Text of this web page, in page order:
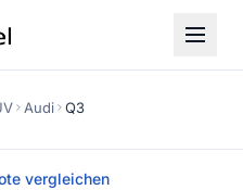
Audi Q3
vergleichen